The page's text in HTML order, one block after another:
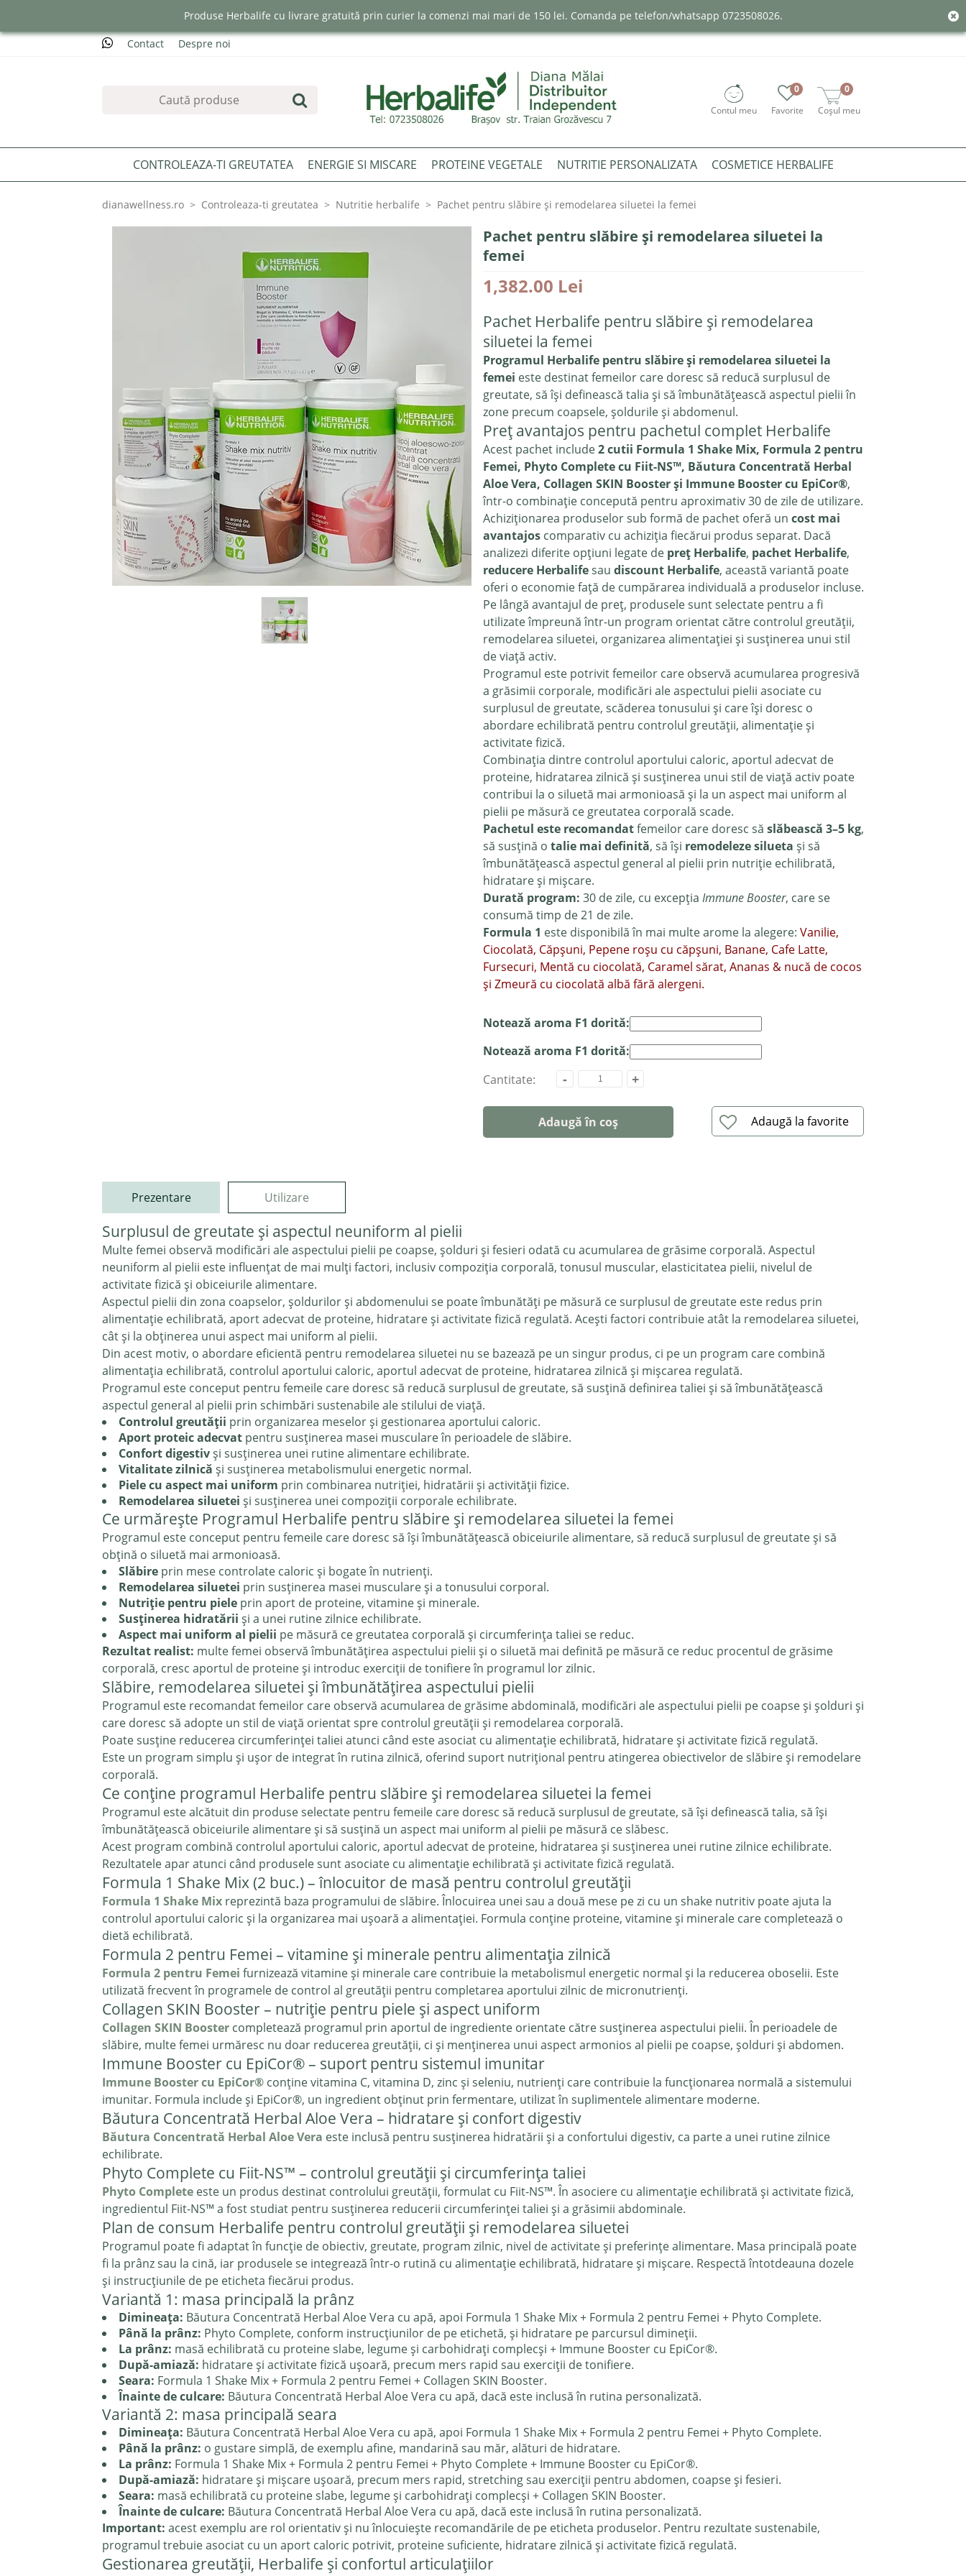
Produse Herbalife cu livrare gratuită prin curier la comenzi mai mari de 150 lei. Comanda pe telefon/whatsapp 0723508026.
Contact Despre noi
Contul meu Favorite
0
Coșul meu
0
CONTROLEAZA-TI GREUTATEA ENERGIE SI MISCARE PROTEINE VEGETALE NUTRITIE PERSONALIZATA COSMETICE HERBALIFE
dianawellness.ro Controleaza-ti greutatea Nutritie herbalife Pachet pentru slăbire și remodelarea siluetei la femei
Pachet pentru slăbire și remodelarea siluetei la
femei
1,382.00 Lei
Pachet Herbalife pentru slăbire și remodelarea
siluetei la femei
Programul Herbalife pentru slăbire și remodelarea siluetei la
femei este destinat femeilor care doresc să reducă surplusul de
greutate, să își definească talia și să îmbunătățească aspectul pielii în
zone precum coapsele, șoldurile și abdomenul.
Preț avantajos pentru pachetul complet Herbalife
Acest pachet include2 cutii Formula 1 Shake Mix, Formula 2 pentru
Femei, Phyto Complete cu Fiit-NS™, Băutura Concentrată Herbal
Aloe Vera, Collagen SKIN Booster și Immune Booster cu EpiCor®,
într-o combinație concepută pentru aproximativ 30 de zile de utilizare.
Achiziționarea produselor sub formă de pachet oferă un cost mai
avantajos comparativ cu achiziția fiecărui produs separat. Dacă
analizezi diferite opțiuni legate de preț Herbalife, pachet Herbalife,
reducere Herbalifesau discount Herbalife, această variantă poate
oferi o economie față de cumpărarea individuală a produselor incluse.
Pe lângă avantajul de preț, produsele sunt selectate pentru a fi
utilizate împreună într-un program orientat către controlul greutății,
remodelarea siluetei, organizarea alimentației și susținerea unui stil
de viață activ.
Programul este potrivit femeilor care observă acumularea progresivă
a grăsimii corporale, modificări ale aspectului pielii asociate cu
surplusul de greutate, scăderea tonusului și care își doresc o
abordare echilibrată pentru controlul greutății, alimentație și
activitate fizică.
Combinația dintre controlul aportului caloric, aportul adecvat de
proteine, hidratarea zilnică și susținerea unui stil de viață activ poate
contribui la o siluetă mai armonioasă și la un aspect mai uniform al
pielii pe măsură ce greutatea corporală scade.
Pachetul este recomandatfemeilor care doresc să slăbească 3–5 kg,
să susțină o talie mai definită, să își remodeleze silueta și să
îmbunătățească aspectul general al pielii prin nutriție echilibrată,
hidratare și mișcare.
Durată program: 30 de zile, cu excepția Immune Booster, care se
consumă timp de 21 de zile.
Formula 1 este disponibilă în mai multe arome la alegere: Vanilie,
Ciocolată, Căpșuni, Pepene roșu cu căpșuni, Banane, Cafe Latte,
Fursecuri, Mentă cu ciocolată, Caramel sărat, Ananas & nucă de cocos
și Zmeură cu ciocolată albă fără alergeni.
Notează aroma F1 dorită:
Notează aroma F1 dorită:
Cantitate:
- +
Adaugă în coș Adaugă la favorite
Prezentare
Surplusul de greutate și aspectul neuniform al pielii
Multe femei observă modificări ale aspectului pielii pe coapse, șolduri și fesieri odată cu acumularea de grăsime corporală. Aspectul
neuniform al pielii este influențat de mai mulți factori, inclusiv compoziția corporală, tonusul muscular, elasticitatea pielii, nivelul de
activitate fizică și obiceiurile alimentare.
Aspectul pielii din zona coapselor, șoldurilor și abdomenului se poate îmbunătăți pe măsură ce surplusul de greutate este redus prin
alimentație echilibrată, aport adecvat de proteine, hidratare și activitate fizică regulată. Acești factori contribuie atât la remodelarea siluetei,
cât și la obținerea unui aspect mai uniform al pielii.
Din acest motiv, o abordare eficientă pentru remodelarea siluetei nu se bazează pe un singur produs, ci pe un program care combină
alimentația echilibrată, controlul aportului caloric, aportul adecvat de proteine, hidratarea zilnică și mișcarea regulată.
Programul este conceput pentru femeile care doresc să reducă surplusul de greutate, să susțină definirea taliei și să îmbunătățească
aspectul general al pielii prin schimbări sustenabile ale stilului de viață.
Controlul greutății prin organizarea meselor și gestionarea aportului caloric.
Aport proteic adecvat pentru susținerea masei musculare în perioadele de slăbire.
Confort digestivși susținerea unei rutine alimentare echilibrate.
Vitalitate zilnică și susținerea metabolismului energetic normal.
Piele cu aspect mai uniform prin combinarea nutriției, hidratării și activității fizice.
Remodelarea siluetei și susținerea unei compoziții corporale echilibrate.
Ce urmărește Programul Herbalife pentru slăbire și remodelarea siluetei la femei
Programul este conceput pentru femeile care doresc să își îmbunătățească obiceiurile alimentare, să reducă surplusul de greutate și să
obțină o siluetă mai armonioasă.
Slăbire prin mese controlate caloric și bogate în nutrienți.
Remodelarea siluetei prin susținerea masei musculare și a tonusului corporal.
Nutriție pentru piele prin aport de proteine, vitamine și minerale.
Susținerea hidratării și a unei rutine zilnice echilibrate.
Aspect mai uniform al pielii pe măsură ce greutatea corporală și circumferința taliei se reduc.
Rezultat realist: multe femei observă îmbunătățirea aspectului pielii și o siluetă mai definită pe măsură ce reduc procentul de grăsime
corporală, cresc aportul de proteine și introduc exerciții de tonifiere în programul lor zilnic.
Slăbire, remodelarea siluetei și îmbunătățirea aspectului pielii
Programul este recomandat femeilor care observă acumularea de grăsime abdominală, modificări ale aspectului pielii pe coapse și șolduri și
care doresc să adopte un stil de viață orientat spre controlul greutății și remodelarea corporală.
Poate susține reducerea circumferinței taliei atunci când este asociat cu alimentație echilibrată, hidratare și activitate fizică regulată.
Este un program simplu și ușor de integrat în rutina zilnică, oferind suport nutrițional pentru atingerea obiectivelor de slăbire și remodelare
corporală.
Ce conține programul Herbalife pentru slăbire și remodelarea siluetei la femei
Programul este alcătuit din produse selectate pentru femeile care doresc să reducă surplusul de greutate, să își definească talia, să își
îmbunătățească obiceiurile alimentare și să susțină un aspect mai uniform al pielii pe măsură ce slăbesc.
Acest program combină controlul aportului caloric, aportul adecvat de proteine, hidratarea și susținerea unei rutine zilnice echilibrate.
Rezultatele apar atunci când produsele sunt asociate cu alimentație echilibrată și activitate fizică regulată.
Formula 1 Shake Mix (2 buc.) – înlocuitor de masă pentru controlul greutății
Formula 1 Shake Mix reprezintă baza programului de slăbire. Înlocuirea unei sau a două mese pe zi cu un shake nutritiv poate ajuta la
controlul aportului caloric și la organizarea mai ușoară a alimentației. Formula conține proteine, vitamine și minerale care completează o
dietă echilibrată.
Formula 2 pentru Femei – vitamine și minerale pentru alimentația zilnică
Formula 2 pentru Femei furnizează vitamine și minerale care contribuie la metabolismul energetic normal și la reducerea oboselii. Este
utilizată frecvent în programele de control al greutății pentru completarea aportului zilnic de micronutrienți.
Collagen SKIN Booster – nutriție pentru piele și aspect uniform
Collagen SKIN Booster completează programul prin aportul de ingrediente orientate către susținerea aspectului pielii. În perioadele de
slăbire, multe femei urmăresc nu doar reducerea greutății, ci și menținerea unui aspect armonios al pielii pe coapse, șolduri și abdomen.
Immune Booster cu EpiCor® – suport pentru sistemul imunitar
Immune Booster cu EpiCor® conține vitamina C, vitamina D, zinc și seleniu, nutrienți care contribuie la funcționarea normală a sistemului
imunitar. Formula include și EpiCor®, un ingredient obținut prin fermentare, utilizat în suplimentele alimentare moderne.
Băutura Concentrată Herbal Aloe Vera – hidratare și confort digestiv
Băutura Concentrată Herbal Aloe Vera este inclusă pentru susținerea hidratării și a confortului digestiv, ca parte a unei rutine zilnice
echilibrate.
Phyto Complete cu Fiit-NS™ – controlul greutății și circumferința taliei
Phyto Complete este un produs destinat controlului greutății, formulat cu Fiit-NS™. În asociere cu alimentație echilibrată și activitate fizică,
ingredientul Fiit-NS™ a fost studiat pentru susținerea reducerii circumferinței taliei și a grăsimii abdominale.
Plan de consum Herbalife pentru controlul greutății și remodelarea siluetei
Programul poate fi adaptat în funcție de obiectiv, greutate, program zilnic, nivel de activitate și preferințe alimentare. Masa principală poate
fi la prânz sau la cină, iar produsele se integrează într-o rutină cu alimentație echilibrată, hidratare și mișcare. Respectă întotdeauna dozele
și instrucțiunile de pe eticheta fiecărui produs.
Variantă 1: masa principală la prânz
Dimineața: Băutura Concentrată Herbal Aloe Vera cu apă, apoi Formula 1 Shake Mix + Formula 2 pentru Femei + Phyto Complete.
Până la prânz: Phyto Complete, conform instrucțiunilor de pe etichetă, și hidratare pe parcursul dimineții.
La prânz: masă echilibrată cu proteine slabe, legume și carbohidrați complecși + Immune Booster cu EpiCor®.
După-amiază: hidratare și activitate fizică ușoară, precum mers rapid sau exerciții de tonifiere.
Seara: Formula 1 Shake Mix + Formula 2 pentru Femei + Collagen SKIN Booster.
Înainte de culcare: Băutura Concentrată Herbal Aloe Vera cu apă, dacă este inclusă în rutina personalizată.
Variantă 2: masa principală seara
Dimineața: Băutura Concentrată Herbal Aloe Vera cu apă, apoi Formula 1 Shake Mix + Formula 2 pentru Femei + Phyto Complete.
Până la prânz: o gustare simplă, de exemplu afine, mandarină sau măr, alături de hidratare.
La prânz: Formula 1 Shake Mix + Formula 2 pentru Femei + Phyto Complete + Immune Booster cu EpiCor®.
După-amiază: hidratare și mișcare ușoară, precum mers rapid, stretching sau exerciții pentru abdomen, coapse și fesieri.
Seara: masă echilibrată cu proteine slabe, legume și carbohidrați complecși + Collagen SKIN Booster.
Înainte de culcare: Băutura Concentrată Herbal Aloe Vera cu apă, dacă este inclusă în rutina personalizată.
Important: acest exemplu are rol orientativ și nu înlocuiește recomandările de pe eticheta produselor. Pentru rezultate sustenabile,
programul trebuie asociat cu un aport caloric potrivit, proteine suficiente, hidratare zilnică și activitate fizică regulată.
Gestionarea greutății, Herbalife și confortul articulațiilor
Utilizare